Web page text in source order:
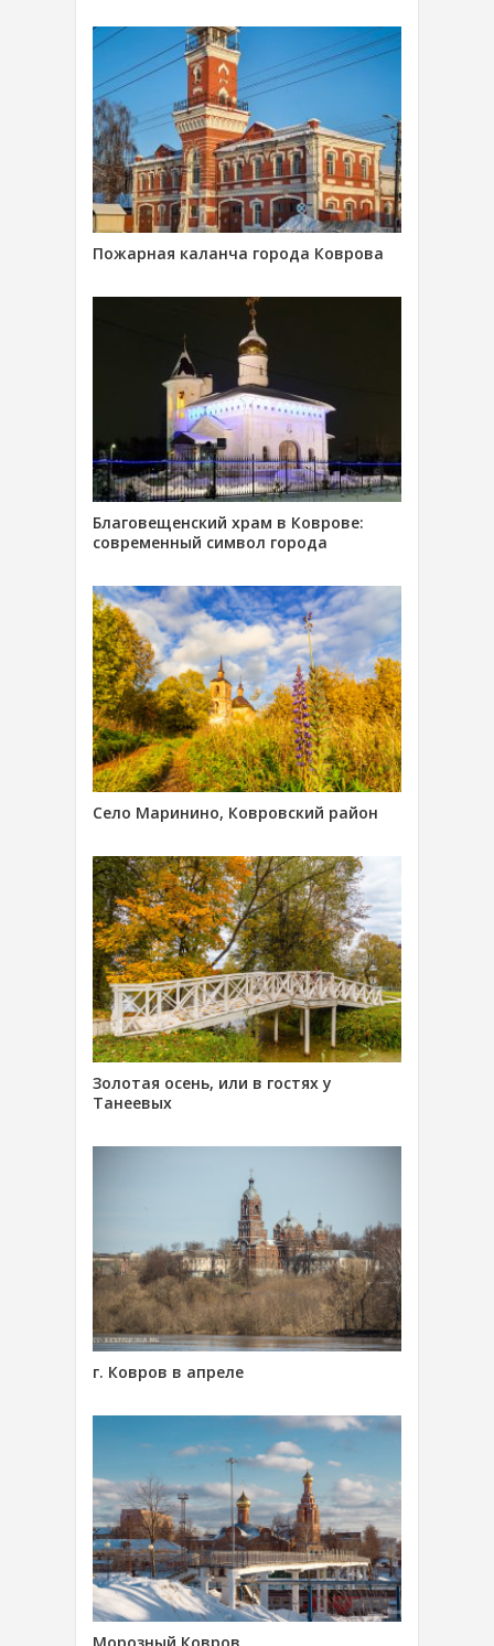
Пожарная каланча города Коврова
Благовещенский храм в Коврове:
современный символ города
Село Маринино, Ковровский район
Золотая осень, или в гостях у
Танеевых
г. Ковров в апреле